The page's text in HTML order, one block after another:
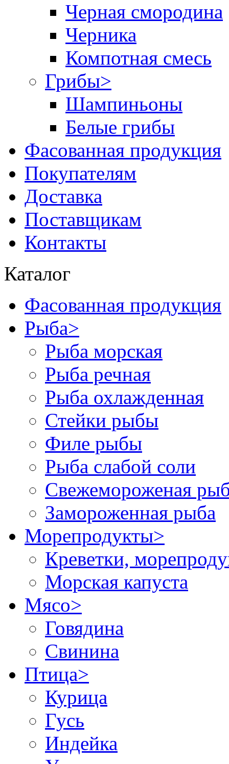
Черная смородина
Черника
Компотная смесь
Грибы>
Шампиньоны
Белые грибы
Фасованная продукция
Покупателям
Доставка
Поставщикам
Контакты
Каталог
Фасованная продукция
Рыба>
Рыба морская
Рыба речная
Рыба охлажденная
Стейки рыбы
Филе рыбы
Рыба слабой соли
Свежемороженая
Замороженная рыба
Морепродукты>
Креветки,
Морская капуста
Мясо>
Говядина
Свинина
Птица>
Курица
Гусь
Индейка